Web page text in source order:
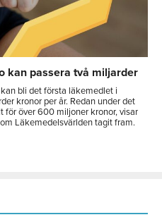
kan passera två miljarder
bli det första läkemedlet i
kronor per år. Redan under det
för över 600 miljoner kronor, visar
Läkemedelsvärlden tagit fram.